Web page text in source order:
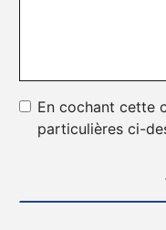
En cochant cette
particulières ci-